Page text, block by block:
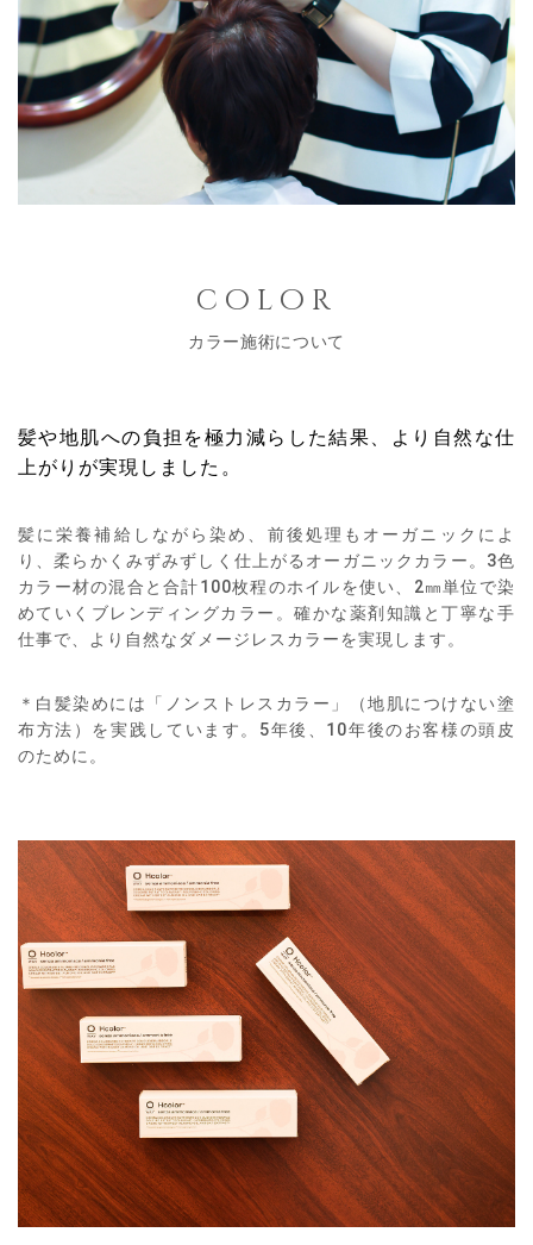
color
カラー施術について
髪や地肌への負担を極力減らした結果、
より自然な仕
上がりが実現しました。
髪に栄養補給しながら染め、前後処理もオーガニックによ
り、柔らかくみずみずしく仕上がるオーガニックカラー。3色
カラー材の混合と合計100枚程のホイルを使い、2㎜単位で染
めていくブレンディングカラー。確かな薬剤知識と丁寧な手
仕事で、より自然なダメージレスカラーを実現します。
＊白髪染めには「ノンストレスカラー」（地肌につけない塗
布方法）を実践しています。5年後、10年後のお客様の頭皮
のために。